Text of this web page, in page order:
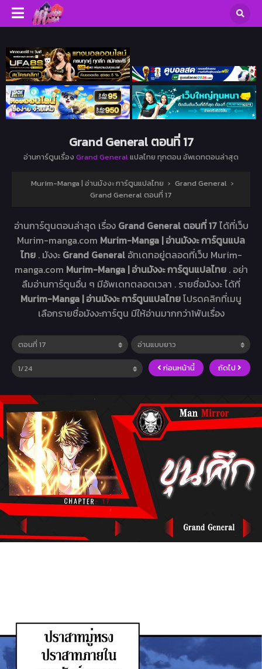
Grand General ตอนที่ 17
อ่านการ์ตูนเรื่อง Grand Generalแปลไทย ทุกตอน อัพเดทตอนล่าสุด
Murim-Manga | อ่านมังงะ การ์ตูนแปลไทย › Grand General ›
Grand General ตอนที่ 17
อ่านการ์ตูนตอนล่าสุด เรื่อง Grand General ตอนที่ 17ได้ที่เว็บ
Murim-manga.com Murim-Manga | อ่านมังงะ การ์ตูนแปล
ไทย . มังงะ Grand General อัทเดทอยู่ตลอดที่เว็บ Murim-
manga.com Murim-Manga | อ่านมังงะ การ์ตูนแปลไทย . อย่า
ลืมอ่านการ์ตูนอื่น ๆ มีอัพเดทตลอดเวลา . รายชื่อมังงะ ได้ที่
Murim-Manga | อ่านมังงะ การ์ตูนแปลไทยโปรดคลิกที่เมนู
เลือกรายชื่อมังงะการ์ตูน มีให้อ่านมากกว่า1พันเรื่อง
ก่อนหน้านี้ ถัดไป